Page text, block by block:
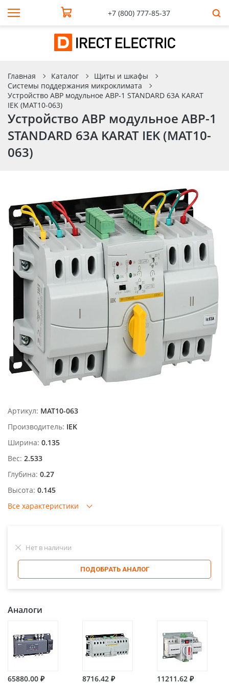
+7 (800) 777-85-37
Главная Каталог
Щиты и шкафы
Системы поддержания микроклимата
Устройство АВР модульное АВР-1 STANDARD 63А KARAT
IEK (MAT10-063)
Устройство АВР модульное АВР-1
STANDARD 63А KARAT IEK (MAT10-
063)
Артикул: MAT10-063
Производитель: IEK
Ширина: 0.135
Вес: 2.533
Глубина: 0.27
Высота: 0.145
Все характеристики
Нет в наличии
ПОДОБРАТЬ АНАЛОГ
Аналоги
65880.00 ₽ 8716.42 ₽ 11211.62 ₽